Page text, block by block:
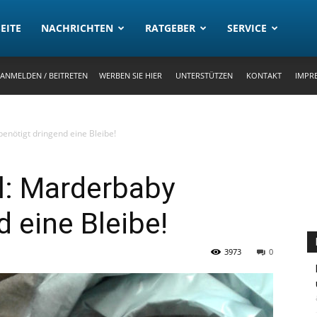
NACHRICHTEN RATGEBER SERVICE
ANMELDEN / BEITRETEN WERBEN SIE HIER UNTERSTÜTZEN KONTAKT
dringend eine Bleibe!
Marderbaby
eine Bleibe!
0
3973